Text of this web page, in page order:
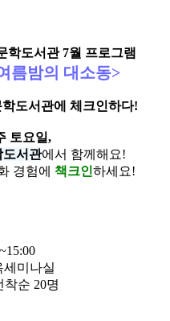
학도서관 7월 프로그램
름밤의 대소동>
도서관에 체크인하다!
토요일,
도서관에서 함께해요!
경험에 책크인하세요!
세미나실
착순 20명